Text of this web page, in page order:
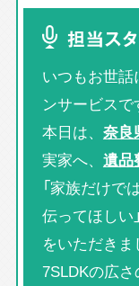
担当ス
いつもお世
ンサービスで
本日は、 奈良
実家へ、 遺品
「家族だけ
伝ってほしい
をいただきま
7SLDKの広